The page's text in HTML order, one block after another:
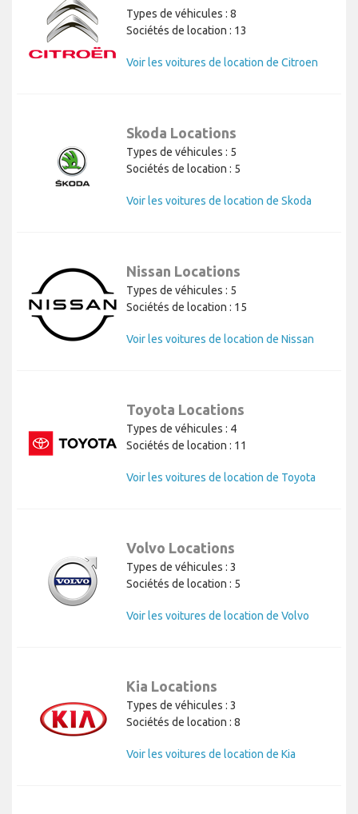
Types de véhicules : 8
Sociétés de location : 13
Voir les voitures de location de Citroen
Skoda Locations
Types de véhicules : 5
Sociétés de location : 5
Voir les voitures de location de Skoda
Nissan Locations
Types de véhicules : 5
Sociétés de location : 15
Voir les voitures de location de Nissan
Toyota Locations
Types de véhicules : 4
Sociétés de location : 11
Voir les voitures de location de Toyota
Volvo Locations
Types de véhicules : 3
Sociétés de location : 5
Voir les voitures de location de Volvo
Kia Locations
Types de véhicules : 3
Sociétés de location : 8
Voir les voitures de location de Kia